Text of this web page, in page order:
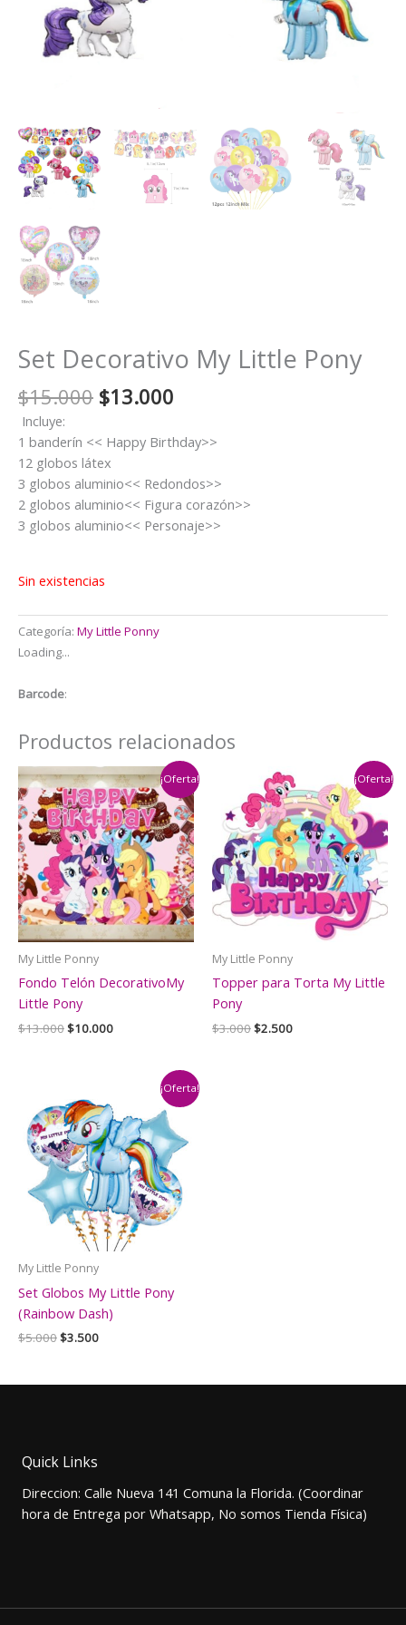
Set Decorativo My Little Pony
$15.000 El
original
era:
$15.000.
$13.000
actual
es:
$13.000.
Incluye:
1 banderín << Happy Birthday>>
12 globos látex
3 globos aluminio<< Redondos>>
2 globos aluminio<< Figura corazón>>
3 globos aluminio<< Personaje>>
Sin existencias
Categoría: My Little Ponny
Loading...
Barcode:
Productos relacionados
¡Oferta!
My Little Ponny
Fondo Telón DecorativoMy
Little Pony
$13.000El
$10.000El
$10.000.
¡Oferta!
My Little Ponny
Topper para Torta My Little
Pony
$3.000El
$2.500El
¡Oferta!
My Little Ponny
Set Globos My Little Pony
(Rainbow Dash)
$5.000El
era:
$3.500El
es:
Quick Links
Direccion: Calle Nueva 141 Comuna la Florida. (Coordinar
hora de Entrega por Whatsapp, No somos Tienda Física)